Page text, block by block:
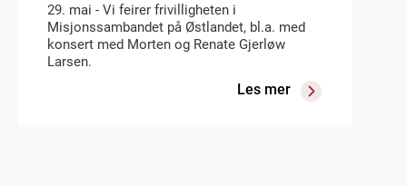
29. mai - Vi feirer frivilligheten i
Misjonssambandet på Østlandet, bl.a. med
konsert med Morten og Renate Gjerløw
Larsen.
Les mer